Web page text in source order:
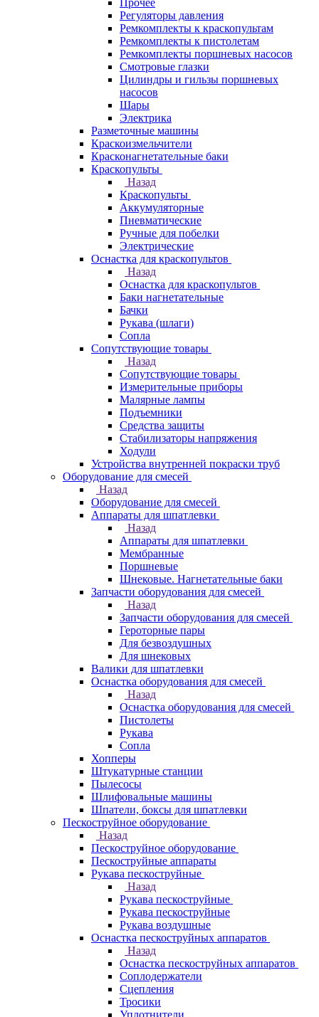
Прочее
Регуляторы давления
Ремкомплекты к краскопультам
Ремкомплекты к пистолетам
Ремкомплекты поршневых насосов
Смотровые глазки
Цилиндры и гильзы поршневых
насосов
Шары
Электрика
Разметочные машины
Краскоизмельчители
Красконагнетательные баки
Краскопульты
Назад
Краскопульты
Аккумуляторные
Пневматические
Ручные для побелки
Электрические
Оснастка для краскопультов
Назад
Оснастка для краскопультов
Баки нагнетательные
Бачки
Рукава (шлаги)
Сопла
Сопутствующие товары
Назад
Сопутствующие товары
Измерительные приборы
Малярные лампы
Подъемники
Средства защиты
Стабилизаторы напряжения
Ходули
Устройства внутренней покраски труб
Оборудование для смесей
Назад
Оборудование для смесей
Аппараты для шпатлевки
Назад
Аппараты для шпатлевки
Мембранные
Поршневые
Шнековые. Нагнетательные баки
Запчасти оборудования для смесей
Назад
Запчасти оборудования для смесей
Героторные пары
Для безвоздушных
Для шнековых
Валики для шпатлевки
Оснастка оборудования для смесей
Назад
Оснастка оборудования для смесей
Пистолеты
Рукава
Сопла
Хопперы
Штукатурные станции
Пылесосы
Шлифовальные машины
Шпатели, боксы для шпатлевки
Пескоструйное оборудование
Назад
Пескоструйное оборудование
Пескоструйные аппараты
Рукава пескоструйные
Назад
Рукава пескоструйные
Рукава пескоструйные
Рукава воздушные
Оснастка пескоструйных аппаратов
Назад
Оснастка пескоструйных аппаратов
Соплодержатели
Сцепления
Тросики
Уплотнители